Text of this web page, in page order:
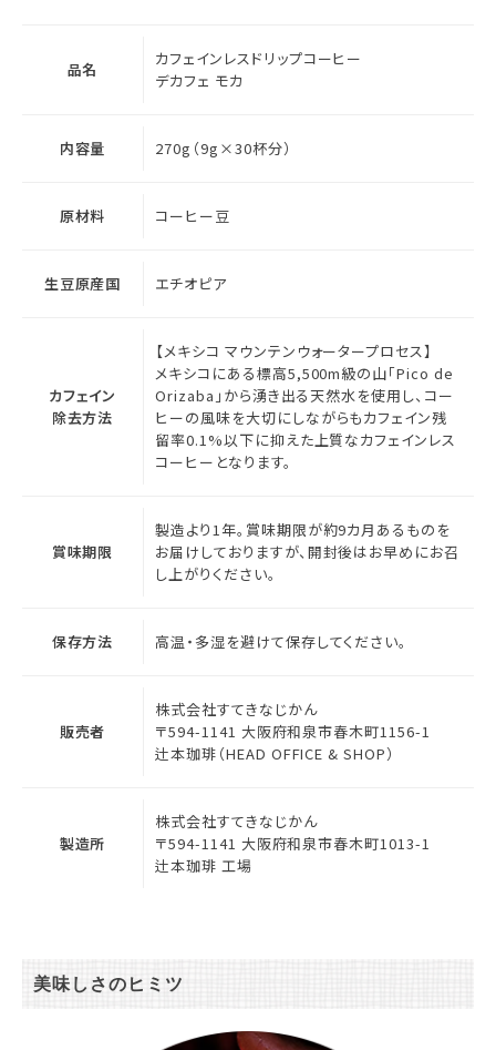
品名
カフェインレスドリップコーヒー
デカフェ モカ
内容量 270g（9g×30杯分）
原材料 コーヒー豆
生豆原産国 エチオピア
カフェイン
除去方法
【メキシコ マウンテンウォータープロセス】
メキシコにある標高5,500m級の山「Pico de
Orizaba」から湧き出る天然水を使用し、コー
ヒーの風味を大切にしながらもカフェイン残
留率0.1%以下に抑えた上質なカフェインレス
コーヒーとなります。
賞味期限
製造より1年。賞味期限が約9カ月あるものを
お届けしておりますが、開封後はお早めにお召
し上がりください。
保存方法 高温・多湿を避けて保存してください。
販売者
株式会社すてきなじかん
〒594-1141 大阪府和泉市春木町1156-1
辻本珈琲（HEAD OFFICE & SHOP）
製造所
株式会社すてきなじかん
〒594-1141 大阪府和泉市春木町1013-1
辻本珈琲 工場
美味しさのヒミツ